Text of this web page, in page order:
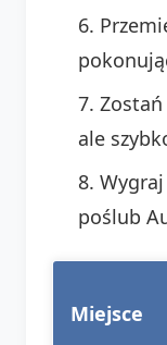
ale
poślub
Miejsce